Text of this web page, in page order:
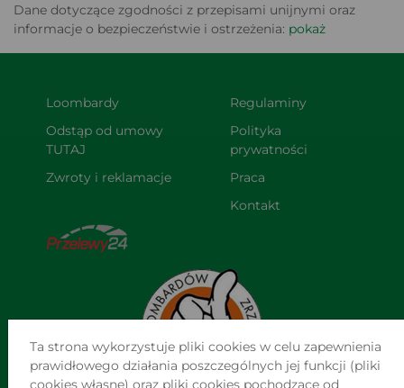
Dane dotyczące zgodności z przepisami unijnymi oraz
informacje o bezpieczeństwie i ostrzeżenia: pokaż
Loombardy
Odstąp od umowy
TUTAJ
Zwroty i reklamacje
Regulaminy
Polityka
prywatności
Praca
Kontakt
Ta strona wykorzystuje pliki cookies w celu zapewnienia
prawidłowego działania poszczególnych jej funkcji (pliki
cookies własne) oraz pliki cookies pochodzące od